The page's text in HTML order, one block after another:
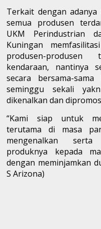
Terkait dengan
semua produsen
UKM Perindustrian
Kuningan
produsen-
kendaraan, nantinya
secara bersama-
seminggu sekali
dikenalkan dan
“Kami siap untuk
terutama di masa
mengenalkan serta
produknya kepada
dengan meminjamkan
S Arizona)